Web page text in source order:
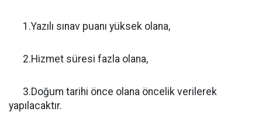
1.Yazılı sınav puanı yüksek olana,
2.Hizmet süresi fazla olana,
3.Doğum tarihi önce olana öncelik verilerek
yapılacaktır.